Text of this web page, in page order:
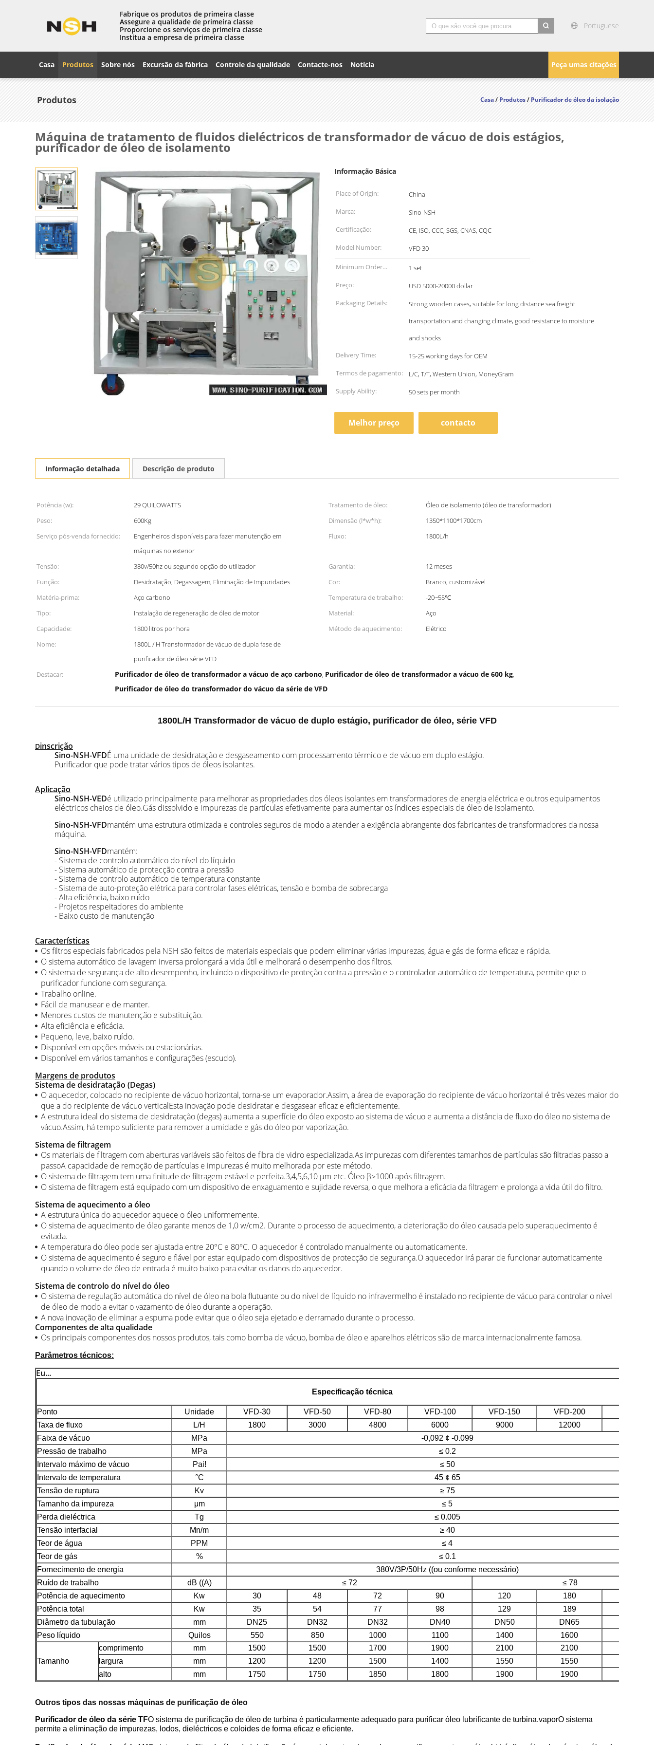
Fabrique os produtos de primeira classe
Assegure a qualidade de primeira classe
Proporcione os serviços de primeira classe
Institua a empresa de primeira classe
Portuguese
Peça umas citações
Casa Produtos Sobre nós Excursão da fábrica Controle da qualidade Contacte-nos Notícia
Produtos Casa/Produtos/Purificador de óleo da isolação
Máquina de tratamento de fluidos dieléctricos de transformador de vácuo de dois estágios,
purificador de óleo de isolamento
Informação Básica
Place of Origin:
China
Marca:
Sino-NSH
Certificação:
CE, ISO, CCC, SGS, CNAS, CQC
Model Number:
VFD 30
Minimum Order
Quantity:
1 set
Preço:
USD 5000-20000 dollar
Packaging Details:
Strong wooden cases, suitable for long distance sea freight
transportation and changing climate, good resistance to moisture
and shocks
Delivery Time:
15-25 working days for OEM
Termos de pagamento:
L/C, T/T, Western Union, MoneyGram
Supply Ability:
50 sets per month
Melhor preço contacto
Informação detalhada Descrição de produto
Potência (w): 29 QUILOWATTS Tratamento de óleo:
Óleo de isolamento (óleo de transformador)
Peso:
600Kg Dimensão (l*w*h):
1350*1100*1700cm
Serviço pós-venda fornecido:
Engenheiros disponíveis para fazer manutenção em
máquinas no exterior
Fluxo: 1800L/h
Tensão: 380v/50hz ou segundo opção do utilizador Garantia:
12 meses
Função:
Desidratação, Degassagem, Eliminação de Impuridades Cor:
Branco, customizável
Matéria-prima:
Aço carbono Temperatura de trabalho:
-20~55℃
Tipo:
Instalação de regeneração de óleo de motor Material:
Aço
Capacidade:
1800 litros por hora Método de aquecimento:
Elétrico
Nome:
1800L / H Transformador de vácuo de dupla fase de
purificador de óleo série VFD
Destacar:
Purificador de óleo de transformador a vácuo de aço carbono, Purificador de óleo de transformador a vácuo de 600 kg,
Purificador de óleo do transformador do vácuo da série de VFD
1800L/H Transformador de vácuo de duplo estágio, purificador de óleo, série VFD
Dinscrição
Sino-NSH-VFDÉ uma unidade de desidratação e desgaseamento com processamento térmico e de vácuo em duplo estágio.
Purificador que pode tratar vários tipos de óleos isolantes.
Aplicação
Sino-NSH-VEDé utilizado principalmente para melhorar as propriedades dos óleos isolantes em transformadores de energia eléctrica e outros equipamentos
eléctricos cheios de óleo.Gás dissolvido e impurezas de partículas efetivamente para aumentar os índices especiais de óleo de isolamento.
Sino-NSH-VFDmantém uma estrutura otimizada e controles seguros de modo a atender a exigência abrangente dos fabricantes de transformadores da nossa
máquina.
Sino-NSH-VFDmantém:
- Sistema de controlo automático do nível do líquido
- Sistema automático de protecção contra a pressão
- Sistema de controlo automático de temperatura constante
- Sistema de auto-proteção elétrica para controlar fases elétricas, tensão e bomba de sobrecarga
- Alta eficiência, baixo ruído
- Projetos respeitadores do ambiente
- Baixo custo de manutenção
Características
Os filtros especiais fabricados pela NSH são feitos de materiais especiais que podem eliminar várias impurezas, água e gás de forma eficaz e rápida.
O sistema automático de lavagem inversa prolongará a vida útil e melhorará o desempenho dos filtros.
O sistema de segurança de alto desempenho, incluindo o dispositivo de proteção contra a pressão e o controlador automático de temperatura, permite que o
purificador funcione com segurança.
Trabalho online.
Fácil de manusear e de manter.
Menores custos de manutenção e substituição.
Alta eficiência e eficácia.
Pequeno, leve, baixo ruído.
Disponível em opções móveis ou estacionárias.
Disponível em vários tamanhos e configurações (escudo).
Margens de produtos
Sistema de desidratação (Degas)
O aquecedor, colocado no recipiente de vácuo horizontal, torna-se um evaporador.Assim, a área de evaporação do recipiente de vácuo horizontal é três vezes maior do
que a do recipiente de vácuo verticalEsta inovação pode desidratar e desgasear eficaz e eficientemente.
A estrutura ideal do sistema de desidratação (degas) aumenta a superfície do óleo exposto ao sistema de vácuo e aumenta a distância de fluxo do óleo no sistema de
vácuo.Assim, há tempo suficiente para remover a umidade e gás do óleo por vaporização.
Sistema de filtragem
Os materiais de filtragem com aberturas variáveis são feitos de fibra de vidro especializada.As impurezas com diferentes tamanhos de partículas são filtradas passo a
passoA capacidade de remoção de partículas e impurezas é muito melhorada por este método.
O sistema de filtragem tem uma finitude de filtragem estável e perfeita.3,4,5,6,10 μm etc. Óleo β≥1000 após filtragem.
O sistema de filtragem está equipado com um dispositivo de enxaguamento e sujidade reversa, o que melhora a eficácia da filtragem e prolonga a vida útil do filtro.
Sistema de aquecimento a óleo
A estrutura única do aquecedor aquece o óleo uniformemente.
O sistema de aquecimento de óleo garante menos de 1,0 w/cm2. Durante o processo de aquecimento, a deterioração do óleo causada pelo superaquecimento é
evitada.
A temperatura do óleo pode ser ajustada entre 20°C e 80°C. O aquecedor é controlado manualmente ou automaticamente.
O sistema de aquecimento é seguro e fiável por estar equipado com dispositivos de protecção de segurança.O aquecedor irá parar de funcionar automaticamente
quando o volume de óleo de entrada é muito baixo para evitar os danos do aquecedor.
Sistema de controlo do nível do óleo
O sistema de regulação automática do nível de óleo na bola flutuante ou do nível de líquido no infravermelho é instalado no recipiente de vácuo para controlar o nível
de óleo de modo a evitar o vazamento de óleo durante a operação.
A nova inovação de eliminar a espuma pode evitar que o óleo seja ejetado e derramado durante o processo.
Componentes de alta qualidade
Os principais componentes dos nossos produtos, tais como bomba de vácuo, bomba de óleo e aparelhos elétricos são de marca internacionalmente famosa.
Parâmetros técnicos:
Eu...
Especificação técnica
Ponto Unidade VFD-30 VFD-50 VFD-80 VFD-100 VFD-150 VFD-200
Taxa de fluxo
L/H 1800 3000 4800 6000 9000 12000
Faixa de vácuo
MPa
-0,092 ¢ -0.099
Pressão de trabalho
MPa
≤ 0.2
Intervalo máximo de vácuo
Pai!
≤ 50
Intervalo de temperatura
°C
45 ¢ 65
Tensão de ruptura
Kv
≥ 75
Tamanho da impureza
μm
≤ 5
Perda dieléctrica
Tg
≤ 0.005
Tensão interfacial
Mn/m
≥ 40
Teor de água
PPM
≤ 4
Teor de gás
%
≤ 0.1
Fornecimento de energia
380V/3P/50Hz ((ou conforme necessário)
Ruído de trabalho
dB ((A) ≤ 72
≤ 78
Potência de aquecimento
Kw 30 48 72 90 120 180
Potência total
Kw 35 54 77 98 129 189
Diâmetro da tubulação
mm DN25 DN32 DN32 DN40 DN50 DN65
Peso líquido
Quilos 550 850 1000 1100 1400 1600
Tamanho
comprimento mm 1500 1500 1700 1900 2100 2100
largura
mm 1200 1200 1500 1400 1550 1550
alto
mm 1750 1750 1850 1800 1900 1900
Outros tipos das nossas máquinas de purificação de óleo
Purificador de óleo da série TFO sistema de purificação de óleo de turbina é particularmente adequado para purificar óleo lubrificante de turbina.vaporO sistema
permite a eliminação de impurezas, lodos, dieléctricos e coloides de forma eficaz e eficiente.